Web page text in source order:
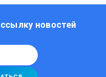
новостей